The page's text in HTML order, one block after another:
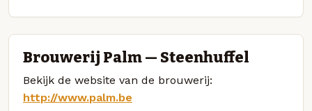
Brouwerij Palm — Steenhuffel
Bekijk de website van de brouwerij:
http://www.palm.be